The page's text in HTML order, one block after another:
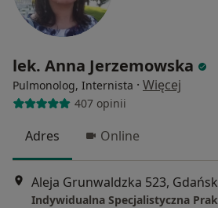
lek. Anna Jerzemowska
Pulmonolog, Internista · Więcej
407 opinii
Adres Online
Aleja Grunwaldzka 523, Gdańsk